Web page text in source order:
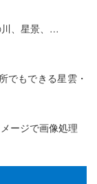
川、星景、…
でもできる星雲・
ージで画像処理